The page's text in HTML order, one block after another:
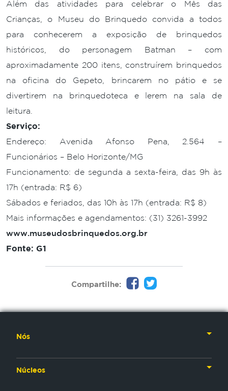
Além das atividades para celebrar o Mês das
Crianças, o Museu do Brinquedo convida a todos
para conhecerem a exposição de brinquedos
históricos, do personagem Batman – com
aproximadamente 200 itens, construírem brinquedos
na oficina do Gepeto, brincarem no pátio e se
divertirem na brinquedoteca e lerem na sala de
leitura.
Serviço:
Endereço: Avenida Afonso Pena, 2.564 –
Funcionários – Belo Horizonte/MG
Funcionamento: de segunda a sexta-feira, das 9h às
17h (entrada: R$ 6)
Sábados e feriados, das 10h às 17h (entrada: R$ 8)
Mais informações e agendamentos: (31) 3261-3992
www.museudosbrinquedos.org.br
Fonte: G1
Compartilhe:
Nós
Núcleos